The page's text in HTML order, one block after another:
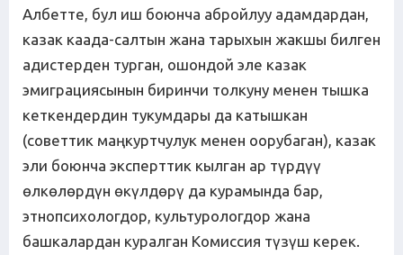
Албетте, бул иш боюнча абройлуу адамдардан,
казак каада-салтын жана тарыхын жакшы билген
адистерден турган, ошондой эле казак
эмиграциясынын биринчи толкуну менен тышка
кеткендердин тукумдары да катышкан
(советтик маңкуртчулук менен оорубаган), казак
эли боюнча эксперттик кылган ар түрдүү
өлкөлөрдүн өкүлдөрү да курамында бар,
этнопсихологдор, культурологдор жана
башкалардан куралган Комиссия түзүш керек.